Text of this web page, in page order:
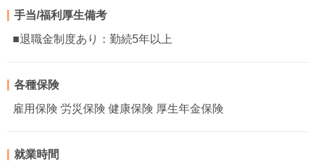
手当/福利厚生備考
■退職金制度あり：勤続5年以上
各種保険
雇用保険 労災保険 健康保険 厚生年金保険
就業時間